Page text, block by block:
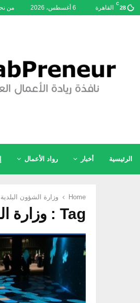
28
C
القاهرة 6 أغسطس، 2026 من
الرئيسية أخبار رواد الأعمال
Home وزارة الشؤون
Tag : وزارة الشؤون البلدية والقروية والإسكان